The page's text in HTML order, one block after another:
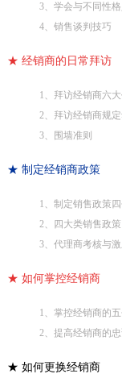
3、学会与不同性
4、销售谈判技巧
★ 经销商的日常拜访
1、拜访经销商六
2、拜访经销商规
3、围墙准则
★ 制定经销商政策
1、制定销售政策
2、四大类销售政策
3、代理商考核与
★ 如何掌控经销商
1、掌控经销商的
2、提高经销商的
★ 如何更换经销商